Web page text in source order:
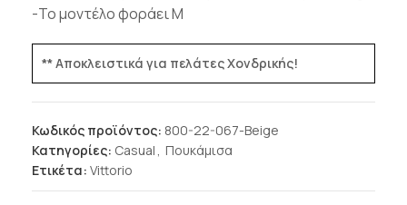
-Το μοντέλο φοράει M
** Αποκλειστικά για πελάτες Χονδρικής!
Κωδικός προϊόντος: 800-22-067-Beige
Κατηγορίες: Casual , Πουκάμισα
Ετικέτα: Vittorio